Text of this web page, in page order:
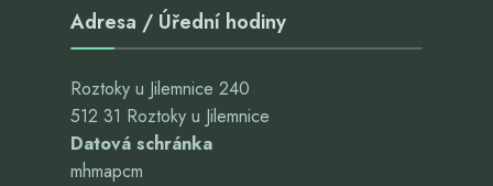
Adresa / Úřední hodiny
Roztoky u Jilemnice 240
512 31 Roztoky u Jilemnice
Datová schránka
mhmapcm